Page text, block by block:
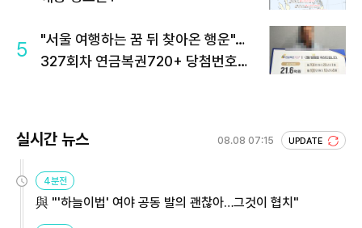
5
"서울 여행하는 꿈 뒤 찾아온 행운"…
327회차 연금복권720+ 당첨번호조
실시간 뉴스 08.08 07:15 UPDATE
4분전
與 "'하늘이법' 여야 공동 발의 괜찮아…그것이 협치"